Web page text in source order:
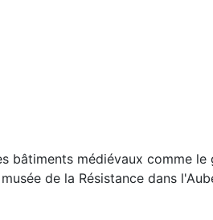
bâtiments médiévaux comme
de la Résistance dans